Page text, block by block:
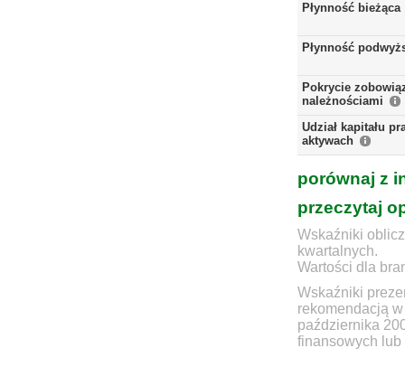
Płynność bieżąca
Płynność
Pokrycie
należnościami
Udział kapitału
aktywach
porównaj z
przeczytaj
Wskaźniki
kwartalnych.
Wartości dla
Wskaźniki
rekomendacją
października
finansowych lub